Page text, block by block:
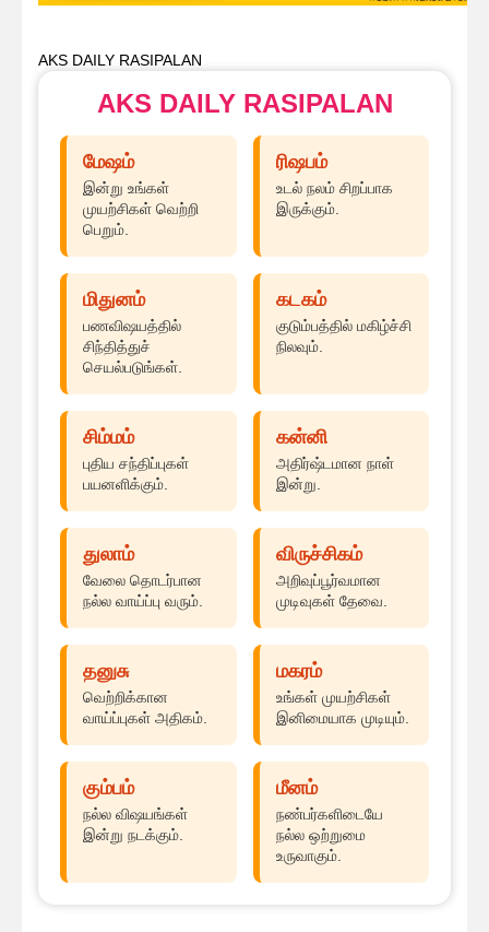
AKS DAILY RASIPALAN
AKS DAILY RASIPALAN
மேஷம்
இன்று உங்கள்
முயற்சிகள் வெற்றி
பெறும்.
ரிஷபம்
உடல் நலம் சிறப்பாக
இருக்கும்.
மிதுனம்
பணவிஷயத்தில்
சிந்தித்துச்
செயல்படுங்கள்.
கடகம்
குடும்பத்தில் மகிழ்ச்சி
நிலவும்.
சிம்மம்
புதிய சந்திப்புகள்
பயனளிக்கும்.
கன்னி
அதிர்ஷ்டமான நாள்
இன்று.
துலாம்
வேலை தொடர்பான
நல்ல வாய்ப்பு வரும்.
விருச்சிகம்
அறிவுப்பூர்வமான
முடிவுகள் தேவை.
தனுசு
வெற்றிக்கான
வாய்ப்புகள் அதிகம்.
மகரம்
உங்கள் முயற்சிகள்
இனிமையாக முடியும்.
கும்பம்
நல்ல விஷயங்கள்
இன்று நடக்கும்.
மீனம்
நண்பர்களிடையே
நல்ல ஒற்றுமை
உருவாகும்.